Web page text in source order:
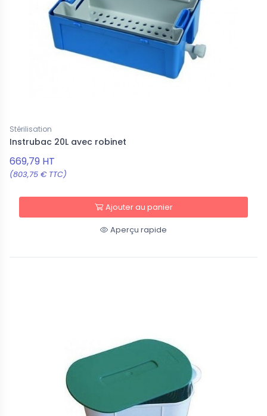
Stérilisation
Instrubac 20L avec robinet
669,79 HT
(803,75 € TTC)
Ajouter au panier
Aperçu rapide